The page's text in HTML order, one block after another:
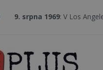
: V Los Angeles probíhá